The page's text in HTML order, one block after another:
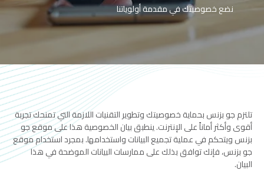
نضع خصوصيتك في مقدمة أولوياتنا
تلتزم جو بزنس بحماية خصوصيتك وتطوير التقنيات اللازمة التي تمنحك تجربة
أقوى وأكثر أماناً على الإنترنت. ينطبق بيان الخصوصية هذا على موقع جو
بزنس ويتحكم في عملية تجميع البيانات واستخدامها. بمجرد استخدام موقع
جو بزنس، فإنك توافق بذلك على ممارسات البيانات الموضحة في هذا
البيان.